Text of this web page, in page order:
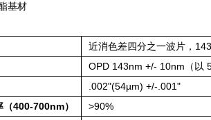
基材
近消色差四分之一波片
OPD 143nm +/- 10nm（以
.002"(54µm) +/-.001"
400-700nm）
>90%